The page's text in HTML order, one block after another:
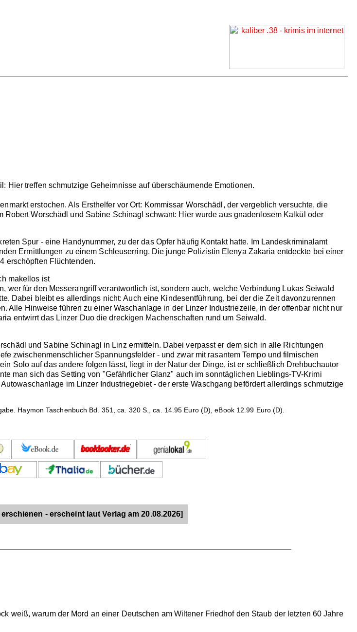
Hier treffen schmutzige Geheimnisse auf überschäumende Emotionen.
erstochen. Als Ersthelfer vor Ort: Kommissar Worschädl, der vergeblich versuchte, die
Robert Worschädl und Sabine Schinagl schwant: Hier wurde aus gnadenlosem Kalkül oder
Spur - eine Handynummer, zu der das Opfer häufig Kontakt hatte. Im Landeskriminalamt
Ermittlungen zu einem Schleuserring. Die junge Polizistin Elenya Zakaria entdeckte bei einer
erschöpften Flüchtenden.
makellos ist
wer für den Messerangriff verantwortlich ist, sondern auch, welche Verbindung Lukas Seiwald
Dabei bleibt es allerdings nicht: Auch eine Kindesentführung, bei der die Zeit davonzurennen
Alle Hinweise führen zu einer Waschanlage in der Linzer Industriezeile, in der offenbar nicht nur
entwirrt das Linzer Duo die dreckigen Machenschaften rund um Seiwald.
und Sabine Schinagl in Linz ermitteln. Dabei verpasst er dem sich in alle Richtungen
zwischenmenschlicher Spannungsfelder - und zwar mit rasantem Tempo und filmischen
Solo auf das andere folgen lässt, liegt in der Natur der Dinge, ist er schließlich Drehbuchautor
man sich das Setting von "Gefährlicher Glanz" auch im sonntäglichen Lieblings-TV-Krimi
im Linzer Industriegebiet - der erste Waschgang befördert allerdings schmutzige
Haymon Taschenbuch Bd. 351, ca. 320 S., ca. 14.95 Euro (D), eBook 12.99 Euro (D).
- erscheint laut Verlag am 20.08.2026]
weiß, warum der Mord an einer Deutschen am Wiltener Friedhof den Staub der letzten 60 Jahre